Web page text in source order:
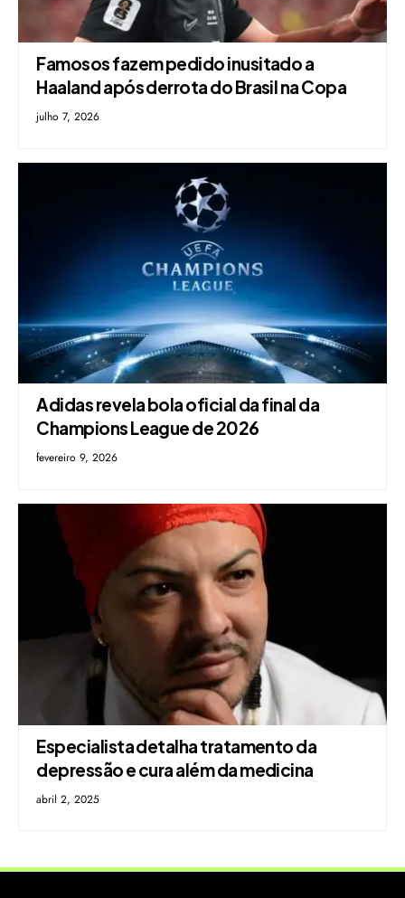
Famosos fazem pedido inusitado a
Haaland após derrota do Brasil na Copa
julho 7, 2026
Adidas revela bola oficial da final da
Champions League de 2026
fevereiro 9, 2026
Especialista detalha tratamento da
depressão e cura além da medicina
abril 2, 2025